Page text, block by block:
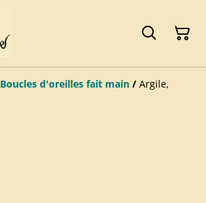
Boucles d'oreilles fait main / Argile,